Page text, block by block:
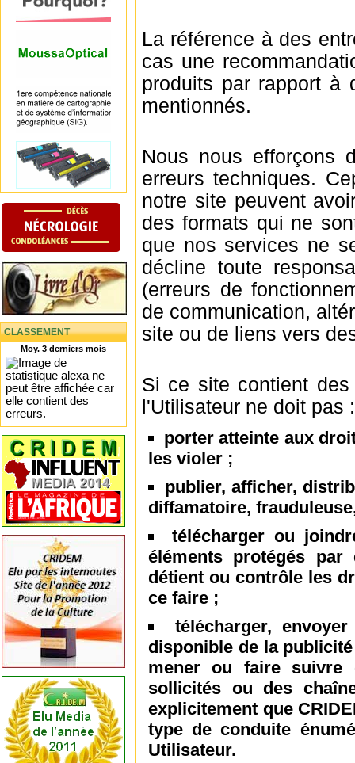
CLASSEMENT
Moy. 3 derniers mois
La référence à des
cas une
produits par rapport à
mentionnés.
Nous nous efforçons
erreurs techniques.
notre site peuvent
des formats qui ne
que nos services ne
décline toute
(erreurs de
de communication,
site ou de liens vers
Si ce site contient
l'Utilisateur ne doit pas :
porter atteinte aux
les violer ;
publier, afficher,
diffamatoire,
télécharger ou
éléments protégés
détient ou contrôle les
ce faire ;
télécharger,
disponible de la
mener ou faire suivre
sollicités ou des
explicitement que
type de conduite
Utilisateur.